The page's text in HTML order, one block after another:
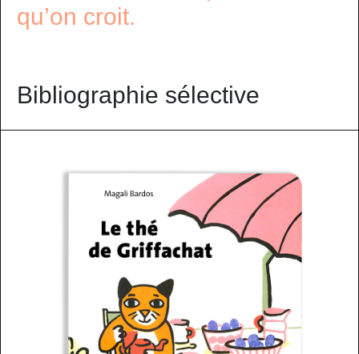
qu’on croit.
Bibliographie sélective